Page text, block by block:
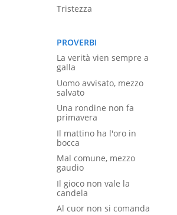
Tristezza
PROVERBI
La verità vien sempre a
galla
Uomo avvisato, mezzo
salvato
Una rondine non fa
primavera
Il mattino ha l'oro in
bocca
Mal comune, mezzo
gaudio
Il gioco non vale la
candela
Al cuor non si comanda